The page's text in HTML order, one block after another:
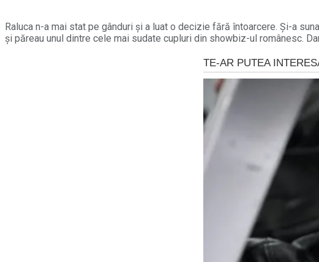
Raluca n-a mai stat pe gânduri și a luat o decizie fără întoarcere. Și-a
și păreau unul dintre cele mai sudate cupluri din showbiz-ul românesc.